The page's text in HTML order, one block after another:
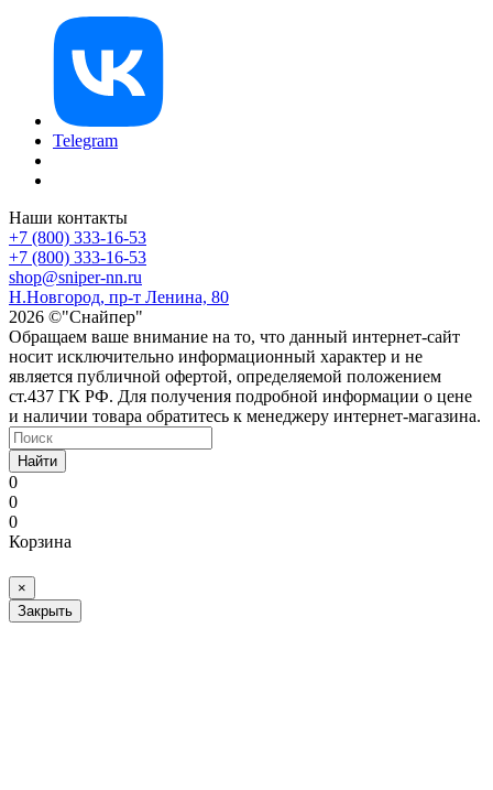
Telegram
Наши контакты
+7 (800) 333-16-53
+7 (800) 333-16-53
shop@sniper-nn.ru
Н.Новгород, пр-т Ленина, 80
2026 ©"Снайпер"
Обращаем ваше внимание на то, что данный интернет-сайт
носит исключительно информационный характер и не
является публичной офертой, определяемой положением
ст.437 ГК РФ. Для получения подробной информации о цене
и наличии товара обратитесь к менеджеру интернет-магазина.
Найти
0
0
0
Корзина
×
Закрыть